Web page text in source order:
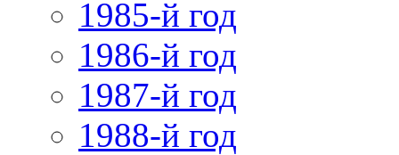
1985-й год
1986-й год
1987-й год
1988-й год